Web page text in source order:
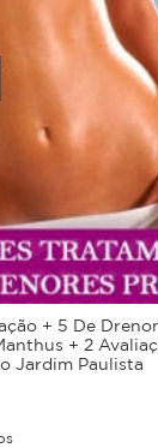
+ 5 De
+ 2
Jardim Paulista